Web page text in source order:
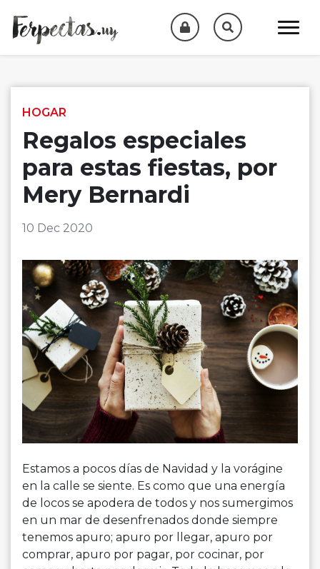
HOGAR
Regalos especiales
para estas fiestas, por
Mery Bernardi
10 Dec 2020
Estamos a pocos días de Navidad y la vorágine
en la calle se siente. Es como que una energía
de locos se apodera de todos y nos sumergimos
en un mar de desenfrenados donde siempre
tenemos apuro; apuro por llegar, apuro por
comprar, apuro por pagar, por cocinar, por